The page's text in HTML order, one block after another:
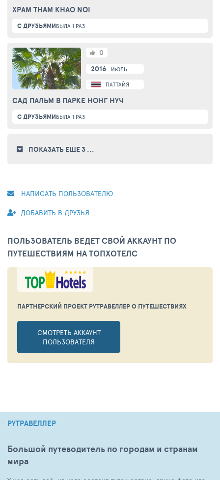
ХРАМ THAM KHAO NOI
С ДРУЗЬЯМИБЫЛА 1 РАЗ
2016 ИЮЛЬ
ПАТТАЙЯ
САД ПАЛЬМ В ПАРКЕ НОНГ НУЧ
0
С ДРУЗЬЯМИБЫЛА 1 РАЗ
ПОКАЗАТЬ ЕЩЕ 3 ...
НАПИСАТЬ ПОЛЬЗОВАТЕЛЮ
ДОБАВИТЬ В ДРУЗЬЯ
ПОЛЬЗОВАТЕЛЬ ВЕДЕТ СВОЙ АККАУНТ ПО
ПУТЕШЕСТВИЯМ НА ТОПХОТЕЛС
ПАРТНЕРСКИЙ ПРОЕКТ РУТРАВЕЛЛЕРО ПУТЕШЕСТВИЯХ
СМОТРЕТЬ АККАУНТ
ПОЛЬЗОВАТЕЛЯ
РУТРАВЕЛЛЕР
Большой путеводитель по городам и странам
мира